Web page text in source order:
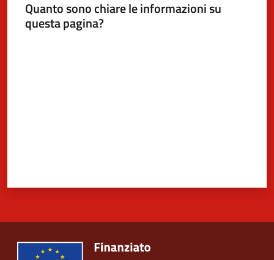
Quanto sono chiare le informazioni su
questa pagina?